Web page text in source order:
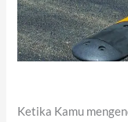
Ketika Kamu